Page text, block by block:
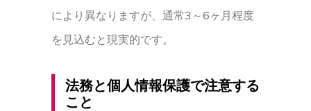
により異なりますが、通常3～6ヶ月程度
を見込むと現実的です。
法務と個人情報保護で注意する
こと